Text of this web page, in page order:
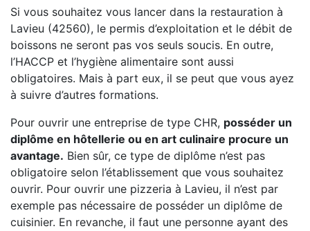
Si vous souhaitez vous lancer dans la restauration à
Lavieu (42560), le permis d’exploitation et le débit de
boissons ne seront pas vos seuls soucis. En outre,
l’HACCP et l’hygiène alimentaire sont aussi
obligatoires. Mais à part eux, il se peut que vous ayez
à suivre d’autres formations.
Pour ouvrir une entreprise de type CHR, posséder un
diplôme en hôtellerie ou en art culinaire procure un
avantage. Bien sûr, ce type de diplôme n’est pas
obligatoire selon l’établissement que vous souhaitez
ouvrir. Pour ouvrir une pizzeria à Lavieu, il n’est par
exemple pas nécessaire de posséder un diplôme de
cuisinier. En revanche, il faut une personne ayant des